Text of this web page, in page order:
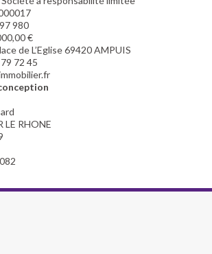
980
€
de L’Eglise 69420 AMPUIS
72 45
LE RHONE